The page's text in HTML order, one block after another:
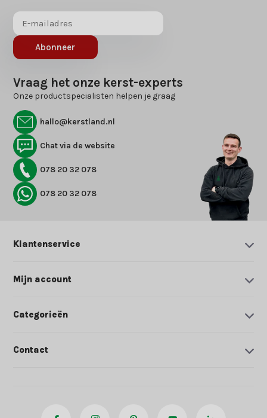
Abonneer
Vraag het onze kerst-experts
Onze productspecialisten helpen je graag
hallo@kerstland.nl
Chat via de website
078 20 32 078
078 20 32 078
Klantenservice
Mijn account
Categorieën
Contact